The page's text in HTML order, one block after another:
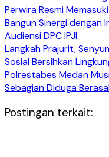
Perwira Resmi
Bangun Sinergi dengan
Audiensi DPC IPJI
Langkah Prajurit,
Sosial Bersihkan
Polrestabes Medan
Sebagian Diduga
Postingan terkait: